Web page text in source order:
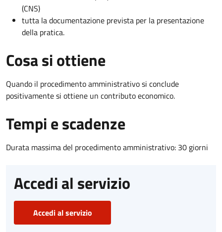
(CNS)
tutta la documentazione prevista per la presentazione
della pratica.
Cosa si ottiene
Quando il procedimento amministrativo si conclude
positivamente si ottiene un contributo economico.
Tempi e scadenze
Durata massima del procedimento amministrativo: 30 giorni
Accedi al servizio
Accedi al servizio